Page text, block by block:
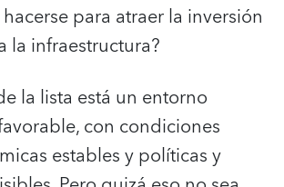
para atraer la inversión
la infraestructura?
la lista está un entorno
con condiciones
estables y políticas y